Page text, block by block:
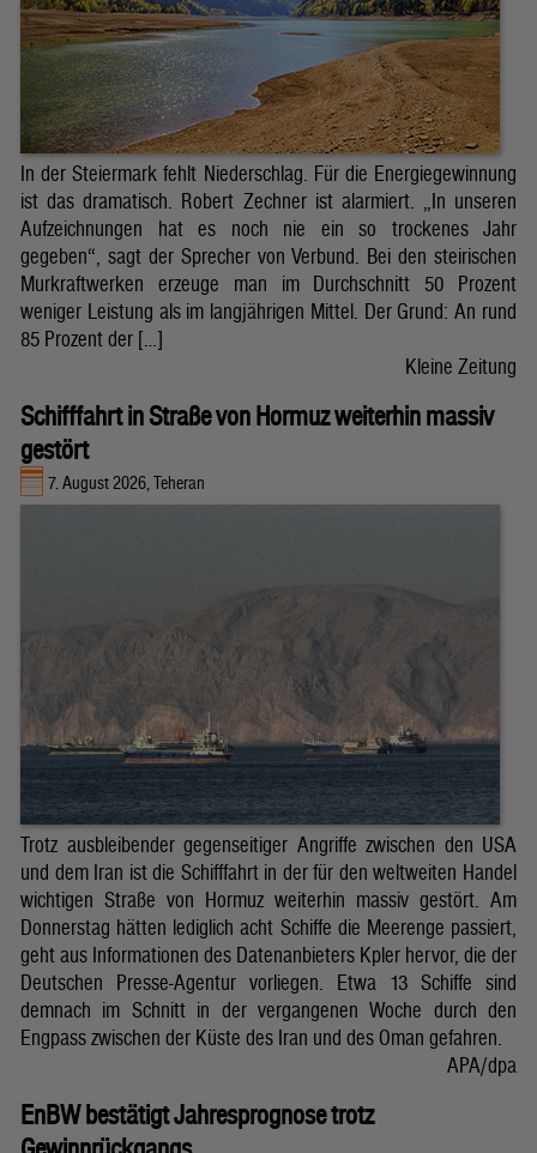
In der Steiermark fehlt Niederschlag. Für die Energiegewinnung
ist das dramatisch. Robert Zechner ist alarmiert. „In unseren
Aufzeichnungen hat es noch nie ein so trockenes Jahr
gegeben“, sagt der Sprecher von Verbund. Bei den steirischen
Murkraftwerken erzeuge man im Durchschnitt 50 Prozent
weniger Leistung als im langjährigen Mittel. Der Grund: An rund
85 Prozent der […]
Kleine Zeitung
Schifffahrt in Straße von Hormuz weiterhin massiv
gestört
7. August 2026, Teheran
Trotz ausbleibender gegenseitiger Angriffe zwischen den USA
und dem Iran ist die Schifffahrt in der für den weltweiten Handel
wichtigen Straße von Hormuz weiterhin massiv gestört. Am
Donnerstag hätten lediglich acht Schiffe die Meerenge passiert,
geht aus Informationen des Datenanbieters Kpler hervor, die der
Deutschen Presse-Agentur vorliegen. Etwa 13 Schiffe sind
demnach im Schnitt in der vergangenen Woche durch den
Engpass zwischen der Küste des Iran und des Oman gefahren.
APA/dpa
EnBW bestätigt Jahresprognose trotz